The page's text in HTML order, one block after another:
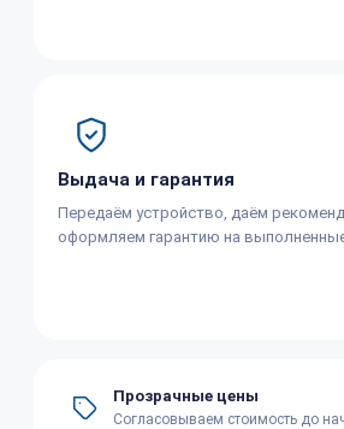
Выдача и гарантия
Передаём устройство, даём
оформляем гарантию на
Прозрачные цены
Согласовываем стоимость до